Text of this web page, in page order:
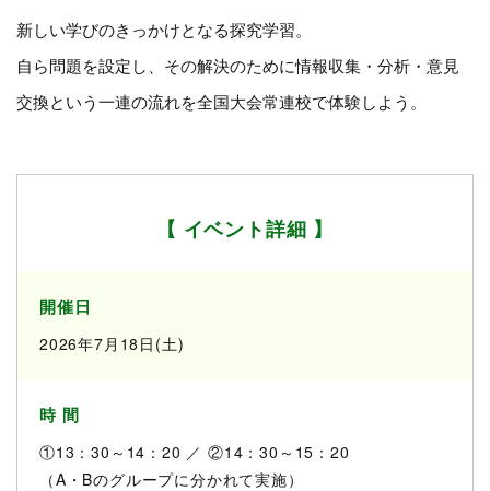
新しい学びのきっかけとなる探究学習。
自ら問題を設定し、その解決のために情報収集・分析・意見
交換という一連の流れを全国大会常連校で体験しよう。
【 イベント詳細 】
開催日
2026年7月18日(土)
時 間
①13：30～14：20 ／ ②14：30～15：20
（A・Bのグループに分かれて実施）